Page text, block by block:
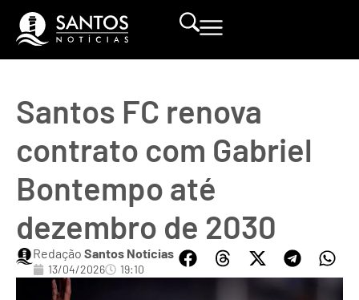
Santos FC renova
contrato com Gabriel
Bontempo até
dezembro de 2030
Redação Santos Notícias
13/04/2026 19:10